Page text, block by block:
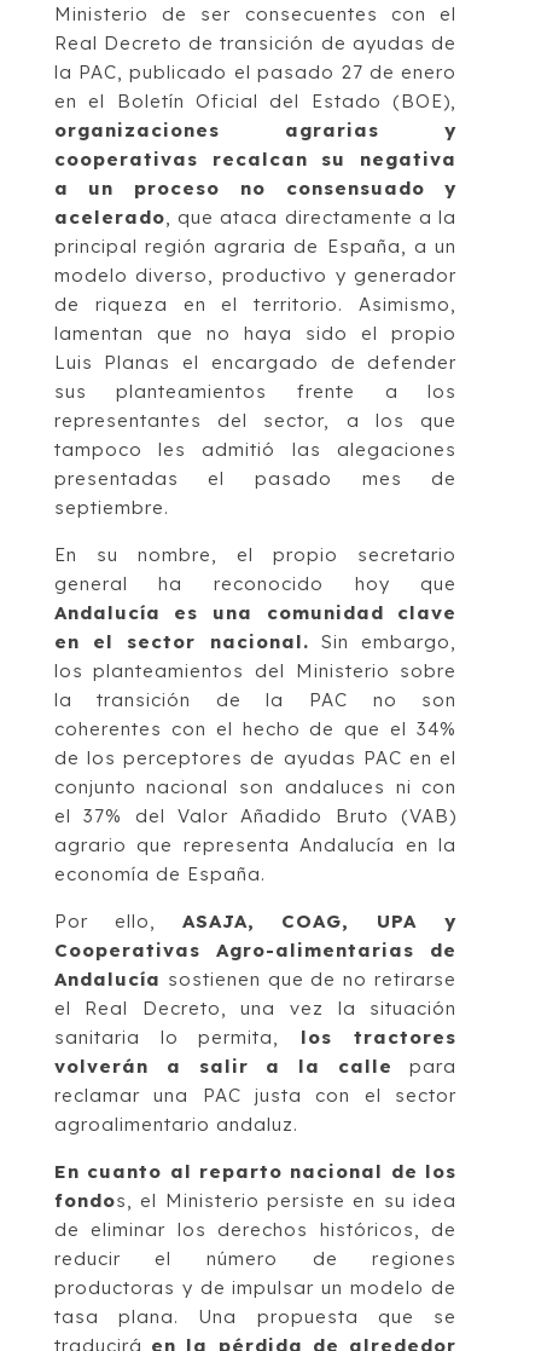
Ministerio de ser consecuentes con el
Real Decreto de transición de ayudas de
la PAC, publicado el pasado 27 de enero
en el Boletín Oficial del Estado (BOE),
organizaciones agrarias y
cooperativas recalcan su negativa
a un proceso no consensuado y
acelerado , que ataca directamente a la
principal región agraria de España, a un
modelo diverso, productivo y generador
de riqueza en el territorio. Asimismo,
lamentan que no haya sido el propio
Luis Planas el encargado de defender
sus planteamientos frente a los
representantes del sector, a los que
tampoco les admitió las alegaciones
presentadas el pasado mes de
septiembre.
En su nombre, el propio secretario
general ha reconocido hoy que
Andalucía es una comunidad clave
en el sector nacional. Sin embargo,
los planteamientos del Ministerio sobre
la transición de la PAC no son
coherentes con el hecho de que el 34%
de los perceptores de ayudas PAC en el
conjunto nacional son andaluces ni con
el 37% del Valor Añadido Bruto (VAB)
agrario que representa Andalucía en la
economía de España.
Por ello, ASAJA, COAG, UPA y
Cooperativas Agro-alimentarias de
Andalucía sostienen que de no retirarse
el Real Decreto, una vez la situación
sanitaria lo permita,
los tractores
volverán a salir a la calle
para
reclamar una PAC justa con el sector
agroalimentario andaluz.
En cuanto al reparto nacional de los
fondos, el Ministerio persiste en su idea
de eliminar los derechos históricos, de
reducir el número de regiones
productoras y de impulsar un modelo de
tasa plana. Una propuesta que se
traducirá en la pérdida de alrededor